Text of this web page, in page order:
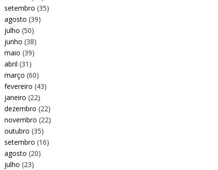
setembro (35)
agosto (39)
julho (50)
junho (38)
maio (39)
abril (31)
março (60)
fevereiro (43)
janeiro (22)
dezembro (22)
novembro (22)
outubro (35)
setembro (16)
agosto (20)
julho (23)